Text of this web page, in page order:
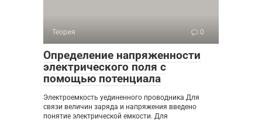
Теория 0
Определение напряженности
электрического поля с
помощью потенциала
Электроемкость уединенного проводника Для
связи величин заряда и напряжения введено
понятие электрической емкости. Для